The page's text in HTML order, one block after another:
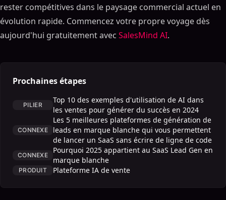
Exploiter AI et l'automatisation : révolutionner
l'automatisation des processus métier
Aperçu
Opérations ?
Quels sont les principaux avantages de AI en
entreprise Automatisation ?
Comment mettre en œuvre AI en entreprise
Processus ?
Quels sont les cas d'utilisation de AI dans les
processus métier Automatisation ?
AI Outils et technologies pour les entreprises
rester compétitives dans le paysage commercial actuel en
évolution rapide. Commencez votre propre voyage dès
aujourd'hui gratuitement avec SalesMind AI.
Prochaines étapes
PILIER
Top 10 des exemples d'utilisation de AI dans
les ventes pour générer du succès en 2024
CONNEXE
Les 5 meilleures plateformes de génération de
leads en marque blanche qui vous permettent
de lancer un SaaS sans écrire de ligne de code
CONNEXE
Pourquoi 2025 appartient au SaaS Lead Gen en
marque blanche
PRODUIT Plateforme IA de vente